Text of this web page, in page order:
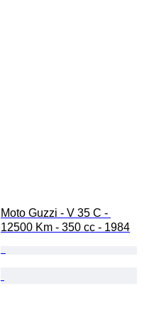
Moto Guzzi - V 35 C -
12500 Km - 350 cc - 1984